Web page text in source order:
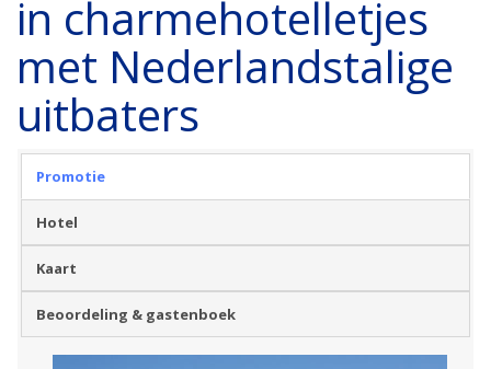
in charmehotelletjes
met Nederlandstalige
uitbaters
Promotie
Hotel
Kaart
Beoordeling & gastenboek